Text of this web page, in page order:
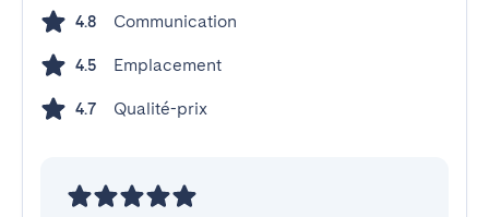
4.8 Communication
4.5 Emplacement
4.7 Qualité-prix